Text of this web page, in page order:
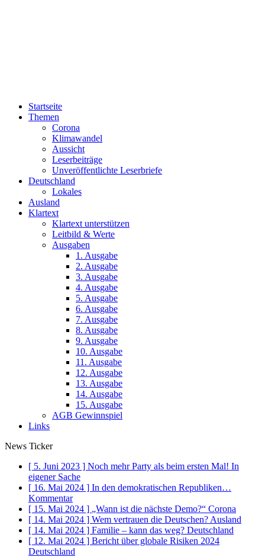
Startseite
Themen
Corona
Klimawandel
Aussicht
Leserbeiträge
Unveröffentlichte Leserbriefe
Deutschland
Lokales
Ausland
Klartext
Klartext unterstützen
Leitbild & Werte
Ausgaben
1. Ausgabe
2. Ausgabe
3. Ausgabe
4. Ausgabe
5. Ausgabe
6. Ausgabe
7. Ausgabe
8. Ausgabe
9. Ausgabe
10. Ausgabe
11. Ausgabe
12. Ausgabe
13. Ausgabe
14. Ausgabe
15. Ausgabe
AGB Gewinnspiel
Links
News Ticker
[ 5. Juni 2023 ] Noch mehr Party als beim ersten Mal! In
eigener Sache
[ 16. Mai 2024 ] In den demokratischen Republiken…
Kommentar
[ 15. Mai 2024 ] „Wann ist die nächste Demo?“ Corona
[ 14. Mai 2024 ] Wem vertrauen die Deutschen? Ausland
[ 14. Mai 2024 ] Familie – kann das weg? Deutschland
[ 12. Mai 2024 ] Bericht über globale Risiken 2024
Deutschland